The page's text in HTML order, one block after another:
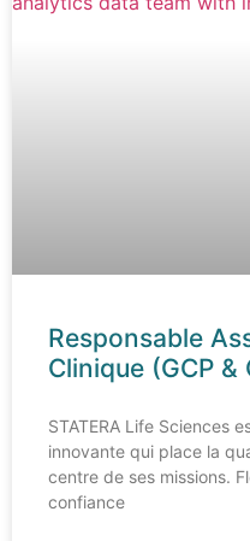
Responsable
Clinique (GCP
STATERA Life Sciences
innovante qui place la
centre de ses missions.
confiance